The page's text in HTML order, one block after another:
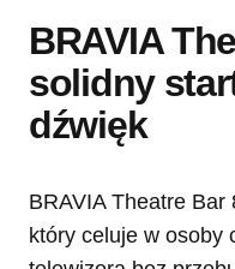
BRAVIA
solidny
dźwięk
BRAVIA Theatre Bar
który celuje w osoby